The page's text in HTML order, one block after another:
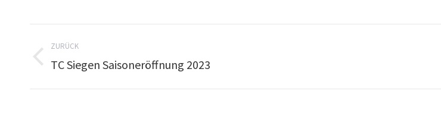
ZURÜCK
TC Siegen Saisoneröffnung 2023